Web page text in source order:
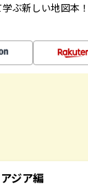
ぶ新しい地図本
ジア編